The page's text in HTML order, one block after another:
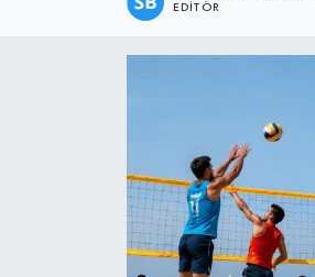
EDITÖR
Magazin
Siyaset